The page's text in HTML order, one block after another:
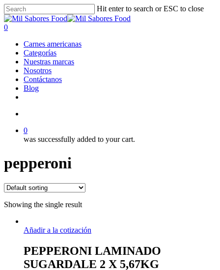
Skip
to
main
Hit enter to search or ESC to close
Close
Search
search
0
Carnes americanas
Categorías
Nuestras marcas
Nosotros
Contáctanos
Blog
0
was successfully added to your cart.
pepperoni
Showing the single result
Añadir a la cotización
PEPPERONI LAMINADO
SUGARDALE 2 X 5,67KG